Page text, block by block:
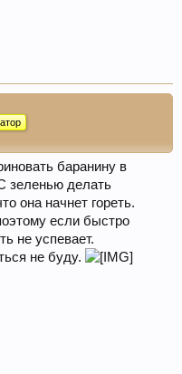
баранину в
зеленью делать
она начнет гореть.
если быстро
не успевает.
не буду.